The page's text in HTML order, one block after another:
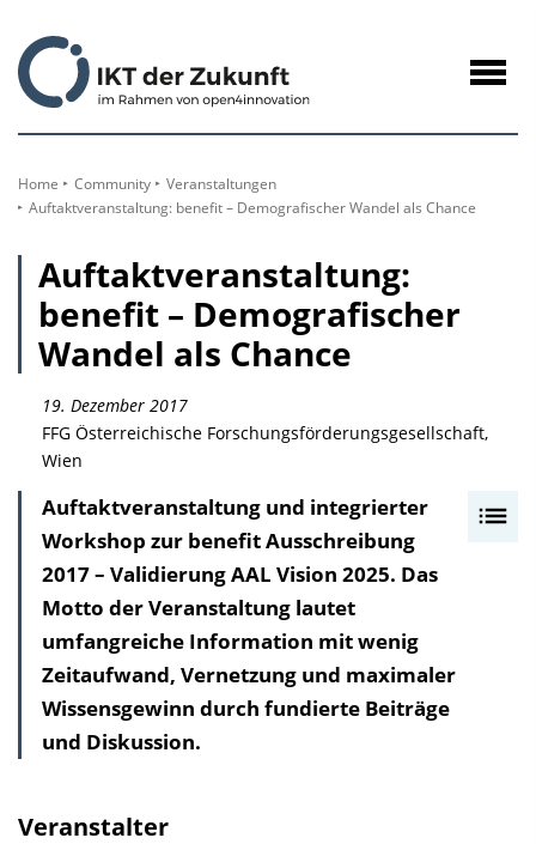
Inhalt
Home Community
Veranstaltungen
Auftaktveranstaltung: benefit – Demografischer Wandel als Chance
Auftaktveranstaltung:
benefit – Demografischer
Wandel als Chance
19. Dezember 2017
FFG Österreichische Forschungsförderungsgesellschaft,
Wien
Auftaktveranstaltung und integrierter
Workshop zur benefit Ausschreibung
2017 – Validierung AAL Vision 2025. Das
Motto der Veranstaltung lautet
umfangreiche Information mit wenig
Zeitaufwand, Vernetzung und maximaler
Wissensgewinn durch fundierte Beiträge
und Diskussion.
Veranstalter